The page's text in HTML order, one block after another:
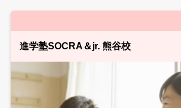
進学塾SOCRA＆jr. 熊谷校